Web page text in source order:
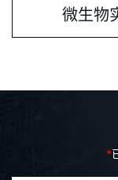
微生物
*